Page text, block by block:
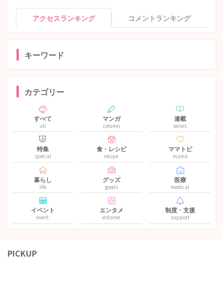
アクセスランキング コメントランキング
キーワード
カテゴリー
すべて
all
マンガ
column
連載
series
特集
special
食・レシピ
recipe
ママトピ
mama
暮らし
life
グッズ
goods
医療
medical
イベント
event
エンタメ
entame
制度・支援
support
PICKUP